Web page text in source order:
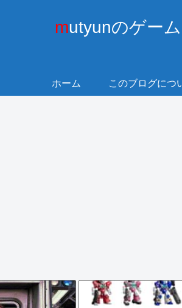
mutyunのゲー
ホーム このブログにつ